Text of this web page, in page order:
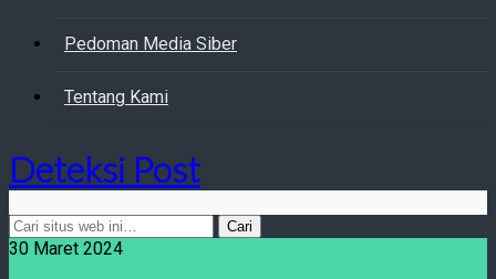
Pedoman Media Siber
Tentang Kami
Deteksi Post
30 Maret 2024